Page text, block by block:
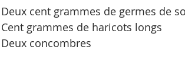
Deux cent grammes de germes de
Cent grammes de haricots longs
Deux concombres